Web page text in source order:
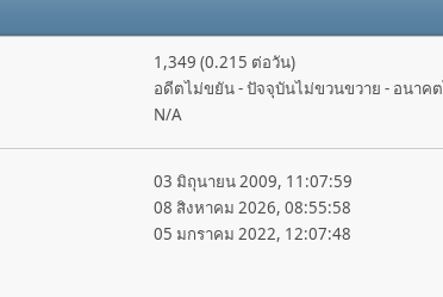
1,349 (0.215 ต่อวัน)
อดีตไม่ขยัน - ปัจจุบันไม่ขวนขวาย - อนาค
N/A
03 มิถุนายน 2009, 11:07:59
08 สิงหาคม 2026, 08:55:58
05 มกราคม 2022, 12:07:48